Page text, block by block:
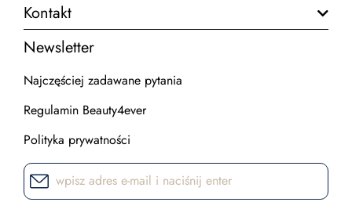
Kontakt
Newsletter
Najczęściej zadawane pytania
Regulamin Beauty4ever
Polityka prywatności